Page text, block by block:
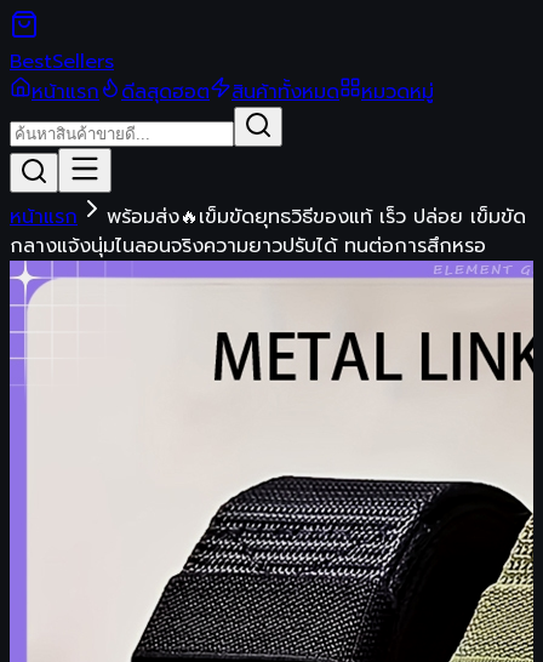
BestSellers
หน้าแรก
ดีลสุดฮอต สินค้าทั้งหมด หมวดหมู่
หน้าแรก
พร้อมส่ง🔥เข็มขัดยุทธวิธีของแท้ เร็ว ปล่อย เข็มขัด
กลางแจ้งนุ่มไนลอนจริงความยาวปรับได้ ทนต่อการสึกหรอ